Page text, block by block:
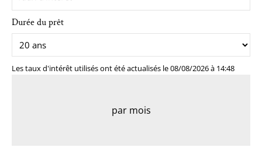
Durée du prêt
Les taux d'intérêt utilisés ont été actualisés le 08/08/2026 à 14:48
par mois